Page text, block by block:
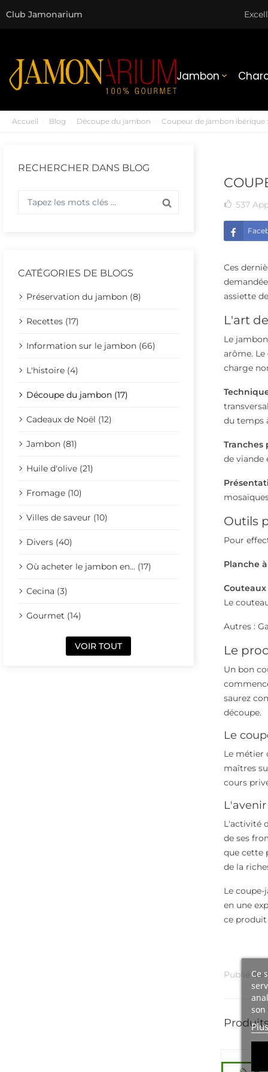
Ce
Club Jamonarium
Jambon 
Accueil Blog Découpe du jambon Coupeur de jambon ibérique
RECHERCHER DANS BLOG
CATÉGORIES DE BLOGS
Préservation du jambon (8)
Recettes (17)
Information sur le jambon (66)
L'histoire (4)
Découpe du jambon (17)
Cadeaux de Noël (12)
Jambon (81)
Huile d'olive (21)
Fromage (10)
Villes de saveur (10)
Divers (40)
Où acheter le jambon en... (17)
Cecina (3)
Gourmet (14)
VOIR TOUT
537
Ces
assiette
L'art
Le
arôme.
charge
du temps
Tranches
de viande
Outils
Pour
Planche
Couteaux
Le
Autres :
Le
Un bon
saurez
découpe.
Le
Le métier
maîtres
cours
L'activité
de ses
que cette
de la
Le
en une
ce
Publié